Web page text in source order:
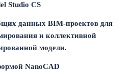
Studio CS
данных BIM-проектов для
и коллективной
модели.
NanoCAD